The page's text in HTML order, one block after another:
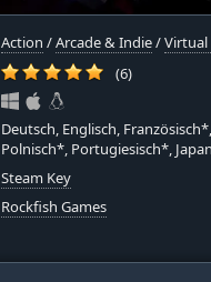
Action /Arcade & Indie/Virtual
(6)
Deutsch, Englisch,
Polnisch*, Portugiesisch*,
Steam Key
Rockfish Games